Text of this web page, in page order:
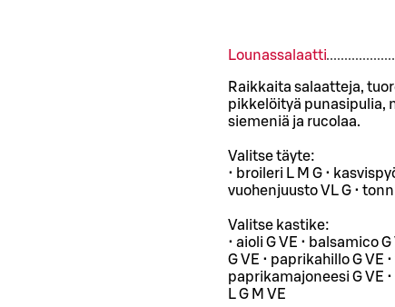
Lounassalaatti
Raikkaita salaatteja,
pikkelöityä punasipulia,
siemeniä ja rucolaa.
Valitse täyte:
• broileri L M G •
vuohenjuusto VL G •
Valitse kastike:
• aioli G VE • balsamico
G VE • paprikahillo G VE
paprikamajoneesi G VE
L G M VE